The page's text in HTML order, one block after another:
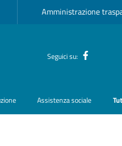
Amministrazione
Seguici su: Facebook
Assistenza sociale